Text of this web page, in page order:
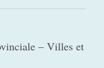
– Villes et